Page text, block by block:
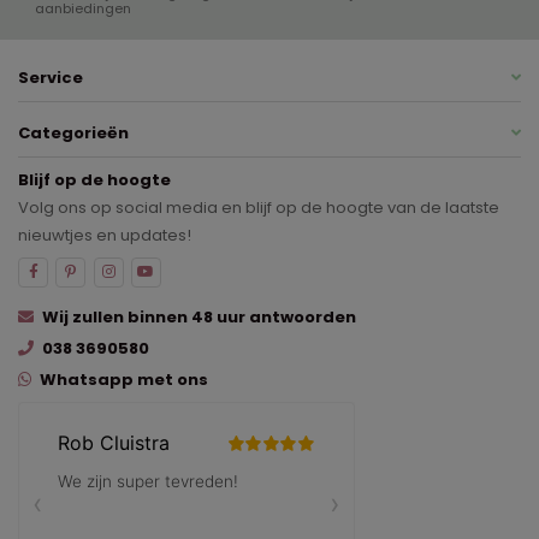
aanbiedingen
Service
Categorieën
Blijf op de hoogte
Volg ons op social media en blijf op de hoogte van de laatste
nieuwtjes en updates!
Wij zullen binnen 48 uur antwoorden
038 3690580
Whatsapp met ons